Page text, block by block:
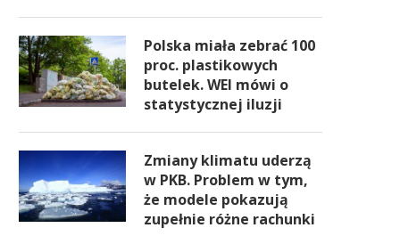
Polska miała zebrać 100
proc. plastikowych
butelek. WEI mówi o
statystycznej iluzji
Zmiany klimatu uderzą
w PKB. Problem w tym,
że modele pokazują
zupełnie różne rachunki